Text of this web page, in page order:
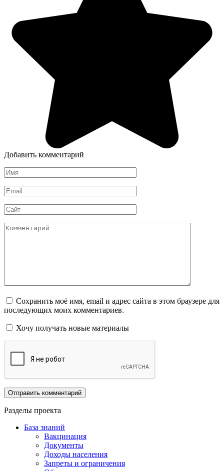
Добавить комментарий
Имя
*
Email
*
Сайт
Комментарий
Сохранить моё имя, email и адрес сайта в этом браузере для
последующих моих комментариев.
Хочу получать новые материалы
Разделы проекта
База знаний
Вакцинация
Документы
Доходы населения
Запреты и ограничения